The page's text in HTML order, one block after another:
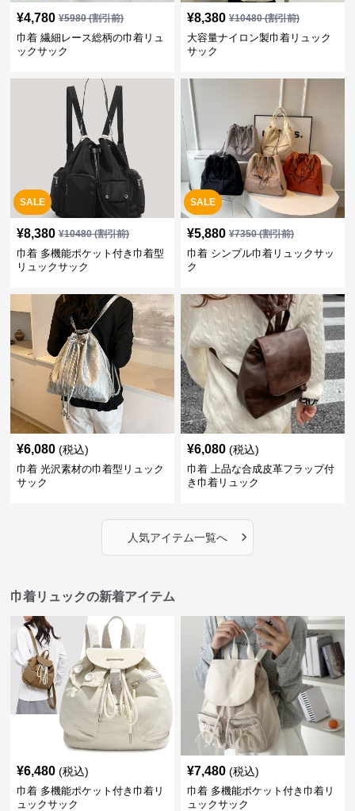
¥4,780 ¥5980(割引前)
巾着 繊細レース総柄の巾着リュ
ックサック
¥8,380 ¥10480(割引前)
大容量ナイロン製巾着リュック
サック
SALE
¥8,380 ¥10480(割引前)
巾着 多機能ポケット付き巾着型
リュックサック
SALE
¥5,880 ¥7350(割引前)
巾着 シンプル巾着リュックサッ
ク
¥6,080 (税込)
巾着 光沢素材の巾着型リュック
サック
¥6,080 (税込)
巾着 上品な合成皮革フラップ付
き巾着リュック
人気アイテム一覧へ ›
巾着リュックの新着アイテム
¥6,480 (税込)
巾着 多機能ポケット付き巾着リ
ュックサック
¥7,480 (税込)
巾着 多機能ポケット付き巾着リ
ュックサック